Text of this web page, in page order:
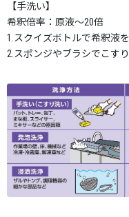
【手洗い】
希釈倍率：原液～20倍
1.スクイズボトルで希釈液を
2.スポンジやブラシでこす